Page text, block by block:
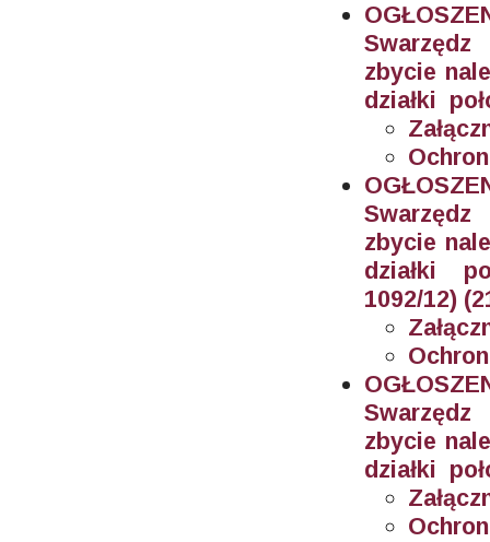
zbycie
działki
zbycie
działki
1092/12)
zbycie
działki